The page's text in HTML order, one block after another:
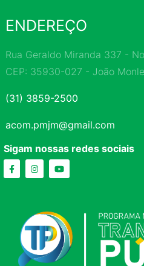
ENDEREÇO
Rua Geraldo Miranda 337 -
CEP: 35930-027 - João
(31) 3859-2500
acom.pmjm@gmail.com
Sigam nossas redes sociais